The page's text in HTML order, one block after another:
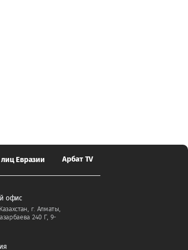
Евразии Арбат TV
офис
г. Алматы,
240 Г, 9-